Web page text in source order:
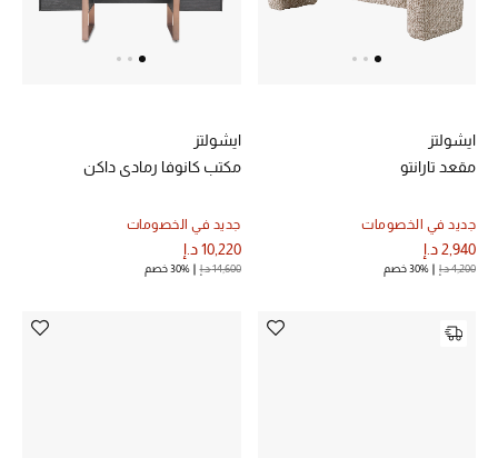
حقائب رجالية
ايشولتز
مقعد تارانتو
جديد في الخصومات
2,940 د.إ
4,200 د.إ 30% خصم
ايشولتز
مكتب كانوفا رمادي داكن
جديد في الخصومات
10,220 د.إ
14,600 د.إ 30% خصم